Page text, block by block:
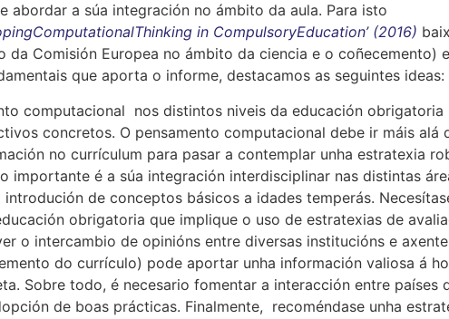
abordar a súa integración no ámbito da aula. Para isto
in CompulsoryEducation’ (2016)
da Comisión Europea no ámbito da ciencia e o coñecemento)
que aporta o informe, destacamos as seguintes ideas:
computacional nos distintos niveis da educación obrigatoria
concretos. O pensamento computacional debe ir máis alá
no currículum para pasar a contemplar unha estratexia
importante é a súa integración interdisciplinar nas distintas
de conceptos básicos a idades temperás.
obrigatoria que implique o uso de estratexias de
o intercambio de opinións entre diversas institucións e
do currículo) pode aportar unha información valiosa á
Sobre todo, é necesario fomentar a interacción entre países
de boas prácticas. Finalmente, recoméndase unha